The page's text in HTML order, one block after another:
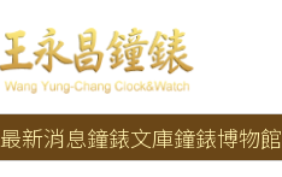
最新消息鐘錶文庫鐘錶博物館